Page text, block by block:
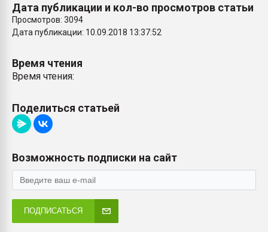
Дата публикации и кол-во просмотров статьи
Просмотров: 3094
Дата публикации: 10.09.2018 13:37:52
Время чтения
Время чтения:
Поделиться статьей
Возможность подписки на сайт
ПОДПИСАТЬСЯ